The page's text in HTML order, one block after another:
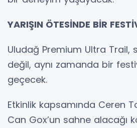
YARIŞIN ÖTESİNDE BİR
Uludağ Premium Ultra Trail,
değil, aynı zamanda bir
geçecek.
Etkinlik kapsamında Ceren
Can Gox’un sahne alacağı